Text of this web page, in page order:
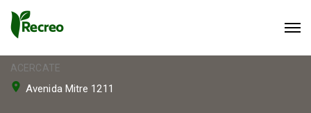
ACERCATE
Avenida Mitre 1211